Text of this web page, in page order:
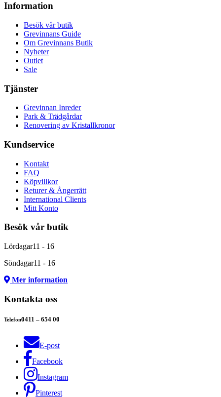
Information
Besök vår butik
Grevinnans Guide
Om Grevinnans Butik
Nyheter
Outlet
Sale
Tjänster
Grevinnan Inreder
Park & Trädgårdar
Renovering av Kristallkronor
Kundservice
Kontakt
FAQ
Köpvillkor
Returer & Ångerrätt
International Clients
Mitt Konto
Besök vår butik
Lördagar11 - 16
Söndagar11 - 16
Mer information
Kontakta oss
Telefon0411 – 654 00
E-post
Facebook
Instagram
Pinterest